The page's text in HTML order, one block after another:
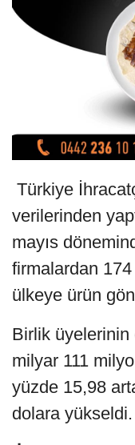
Türkiye
verilerinden
mayıs
firmalardan
ülkeye ürün
Birlik üyelerinin
milyar 111
yüzde 15,98
dolara yükseldi.